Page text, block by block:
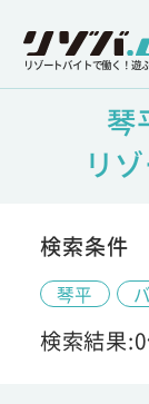
リゾートバイトで働く！遊
琴
リ
検索条件
琴平
検索結果